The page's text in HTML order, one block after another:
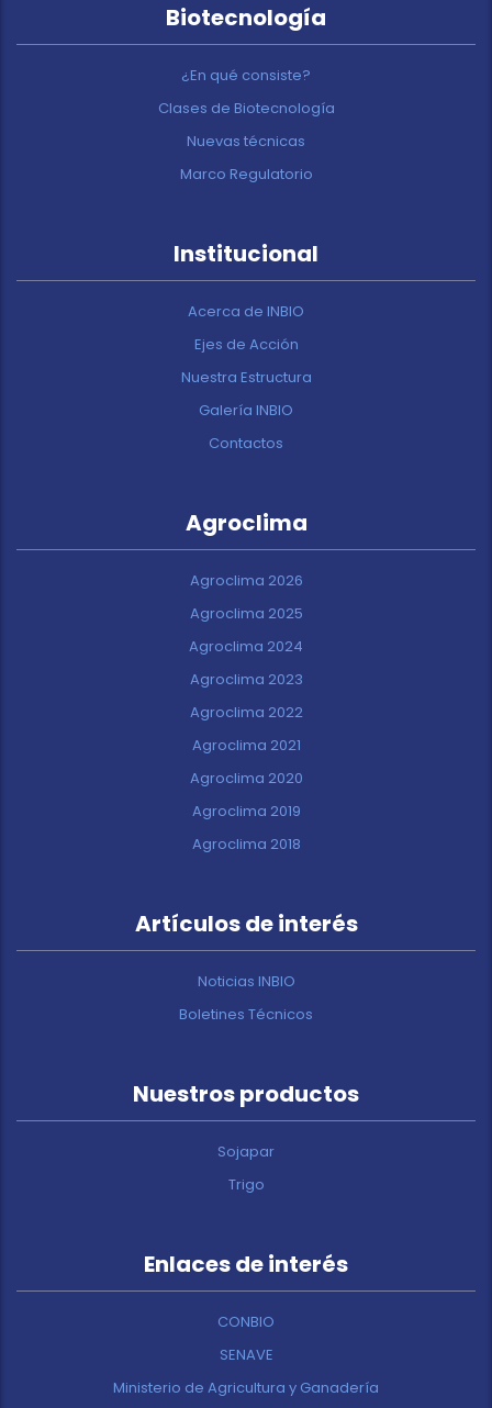
Biotecnología
¿En qué consiste?
Clases de Biotecnología
Nuevas técnicas
Marco Regulatorio
Institucional
Acerca de INBIO
Ejes de Acción
Nuestra Estructura
Galería INBIO
Contactos
Agroclima
Agroclima 2026
Agroclima 2025
Agroclima 2024
Agroclima 2023
Agroclima 2022
Agroclima 2021
Agroclima 2020
Agroclima 2019
Agroclima 2018
Artículos de interés
Noticias INBIO
Boletines Técnicos
Nuestros productos
Sojapar
Trigo
Enlaces de interés
CONBIO
SENAVE
Ministerio de Agricultura y Ganadería